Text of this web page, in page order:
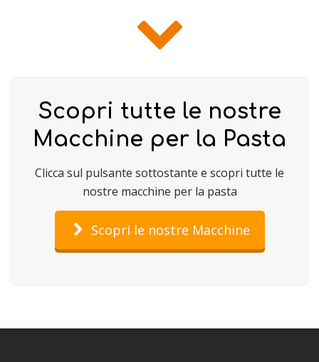
Scopri tutte le nostre
Macchine per la Pasta
Clicca sul pulsante sottostante e scopri tutte le
nostre macchine per la pasta
Scopri le nostre Macchine